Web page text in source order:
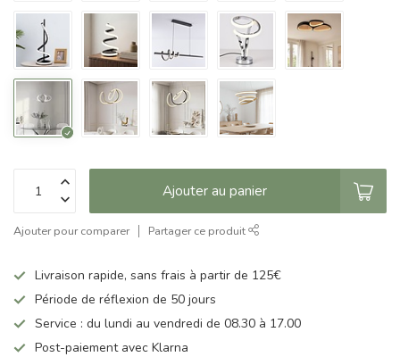
Ajouter au panier
Ajouter pour comparer Partager ce produit
Livraison rapide, sans frais à partir de 125€
Période de réflexion de 50 jours
Service : du lundi au vendredi de 08.30 à 17.00
Post-paiement avec Klarna